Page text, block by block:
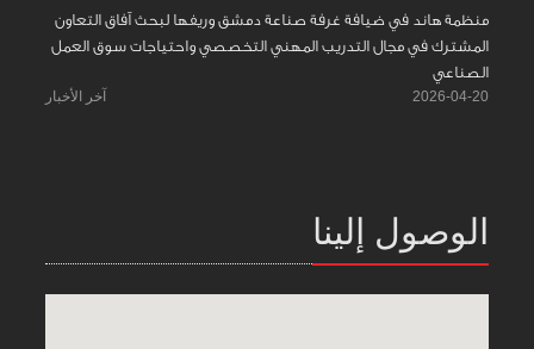
منظمة هاند في ضيافة غرفة صناعة دمشق وريفها لبحث آفاق التعاون
المشترك في مجال التدريب المهني التخصصي واحتياجات سوق العمل
الصناعي
2026-04-20 آخر الأخبار
الوصول إلينا